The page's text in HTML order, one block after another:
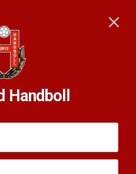
Handboll